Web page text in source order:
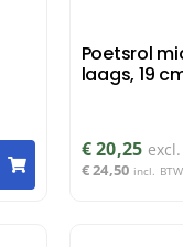
Poetsrol
laags, 19
€20,25
€24,50 incl. BTW